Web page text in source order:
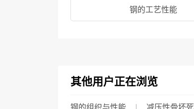
钢的工艺性能
其他用户正在浏览
钢的组织与性能 减压性骨坏死